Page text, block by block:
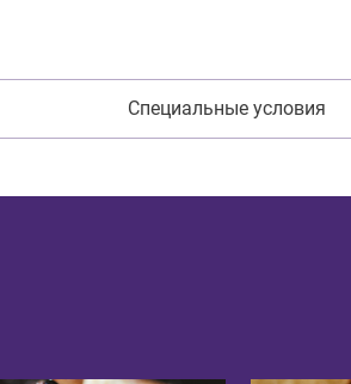
Специальные условия